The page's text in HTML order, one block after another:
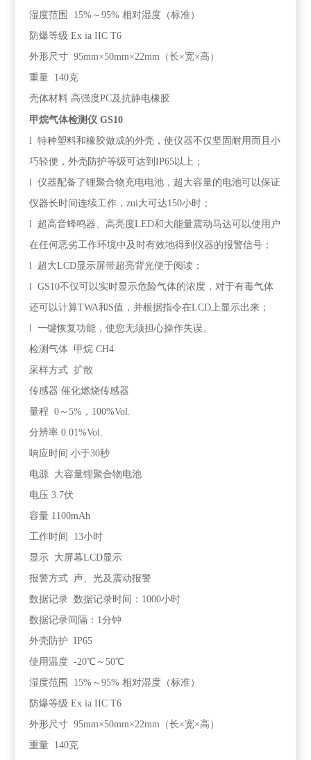
湿度范围 15%～95% 相对湿度（标准）
防爆等级 Ex ia IIC T6
外形尺寸 95mm×50mm×22mm（长×宽×高）
重量 140克
壳体材料 高强度PC及抗静电橡胶
甲烷气体检测仪 GS10
l 特种塑料和橡胶做成的外壳，使仪器不仅坚固耐用而且小
巧轻便，外壳防护等级可达到IP65以上；
l 仪器配备了锂聚合物充电电池，超大容量的电池可以保证
仪器长时间连续工作，zui大可达150小时；
l 超高音蜂鸣器、高亮度LED和大能量震动马达可以使用户
在任何恶劣工作环境中及时有效地得到仪器的报警信号；
l 超大LCD显示屏带超亮背光便于阅读；
l GS10不仅可以实时显示危险气体的浓度，对于有毒气体
还可以计算TWA和S值，并根据指令在LCD上显示出来；
l 一键恢复功能，使您无须担心操作失误。
检测气体 甲烷 CH4
采样方式 扩散
传感器 催化燃烧传感器
量程 0～5%，100%Vol.
分辨率 0.01%Vol.
响应时间 小于30秒
电源 大容量锂聚合物电池
电压 3.7伏
容量 1100mAh
工作时间 13小时
显示 大屏幕LCD显示
报警方式 声、光及震动报警
数据记录 数据记录时间：1000小时
数据记录间隔：1分钟
外壳防护 IP65
使用温度 -20℃～50℃
湿度范围 15%～95% 相对湿度（标准）
防爆等级 Ex ia IIC T6
外形尺寸 95mm×50mm×22mm（长×宽×高）
重量 140克